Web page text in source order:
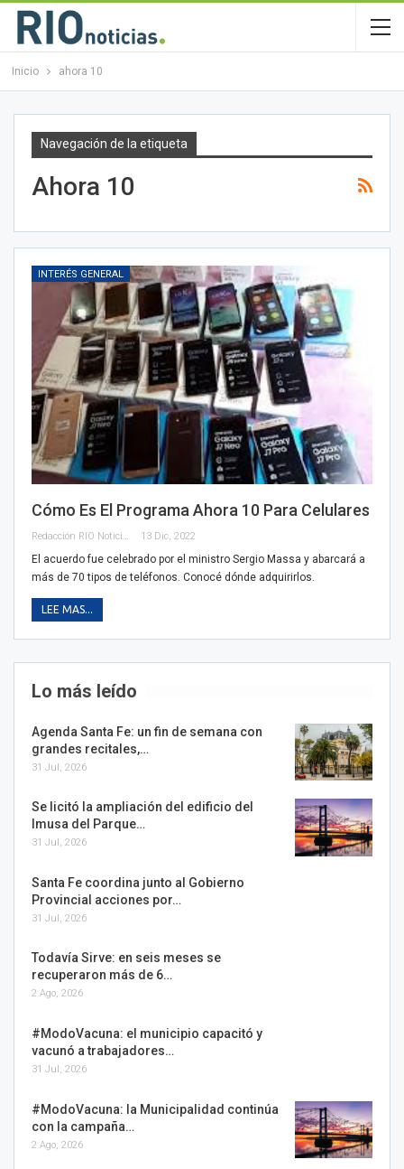
Inicio ahora 10
Navegación de la etiqueta
Ahora 10
INTERÉS GENERAL
Cómo Es El Programa Ahora 10 Para Celulares
13 Dic, 2022
El acuerdo fue celebrado por el ministro Sergio Massa y abarcará a
más de 70 tipos de teléfonos. Conocé dónde adquirirlos.
LEE MAS...
Lo más leído
Agenda Santa Fe: un fin de semana con
grandes recitales,…
31 Jul, 2026
Se licitó la ampliación del edificio del
Imusa del Parque…
31 Jul, 2026
Santa Fe coordina junto al Gobierno
Provincial acciones por…
31 Jul, 2026
Todavía Sirve: en seis meses se
recuperaron más de 6…
2 Ago, 2026
#ModoVacuna: el municipio capacitó y
vacunó a trabajadores…
31 Jul, 2026
#ModoVacuna: la Municipalidad continúa
con la campaña…
2 Ago, 2026